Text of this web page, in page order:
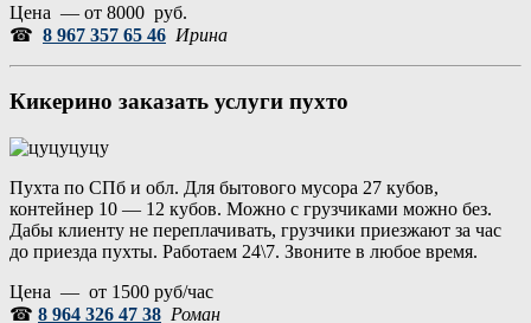
Цена — от 8000 руб.
☎ 8 967 357 65 46 Ирина
Кикерино заказать услуги пухто
Пухта по СПб и обл. Для бытового мусора 27 кубов,
контейнер 10 — 12 кубов. Можно с грузчиками можно без.
Дабы клиенту не переплачивать, грузчики приезжают за час
до приезда пухты. Работаем 24\7. Звоните в любое время.
Цена — от 1500 руб/час
☎ 8 964 326 47 38 Роман